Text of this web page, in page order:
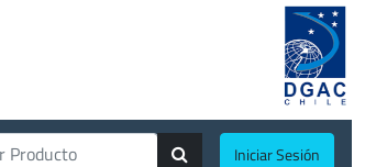
Iniciar Sesión